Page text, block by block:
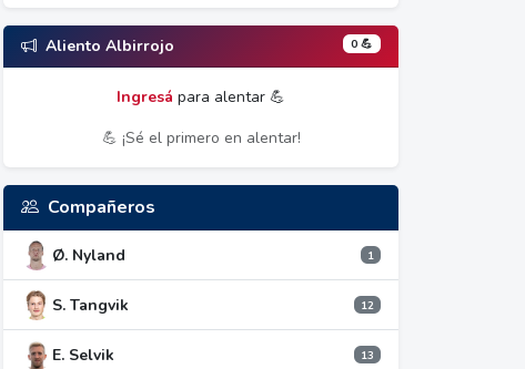
Aliento Albirrojo 0 💪
Ingresá para alentar 💪
💪 ¡Sé el primero en alentar!
Compañeros
Ø. Nyland 1
S. Tangvik 12
E. Selvik 13